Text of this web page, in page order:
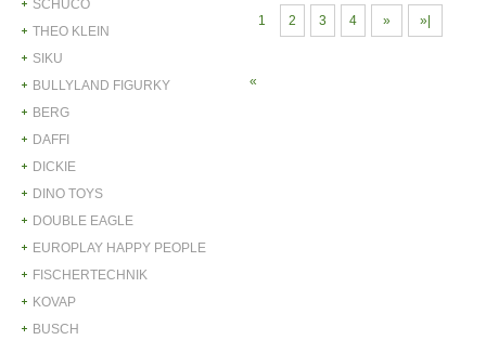
SCHUCO
THEO KLEIN
SIKU
BULLYLAND FIGURKY
BERG
DAFFI
DICKIE
DINO TOYS
DOUBLE EAGLE
EUROPLAY HAPPY PEOPLE
FISCHERTECHNIK
KOVAP
BUSCH
1 2 3 4 » »|
«